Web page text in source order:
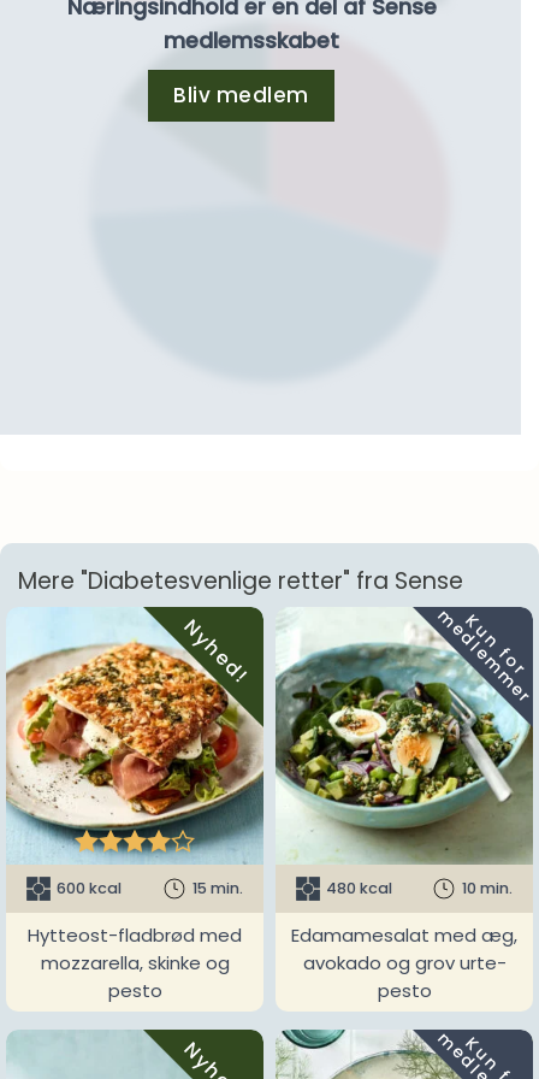
Næringsindhold er en del af Sense
medlemsskabet
Bliv medlem
Mere "Diabetesvenlige retter" fra Sense
Nyhed!

600 kcal 15 min.
Hytteost-fladbrød med
mozzarella, skinke og
pesto
K
u
n
f
o
r
m
e
d
l
e
m
m
e
r
480 kcal 10 min.
Edamamesalat med æg,
avokado og grov urte-
pesto